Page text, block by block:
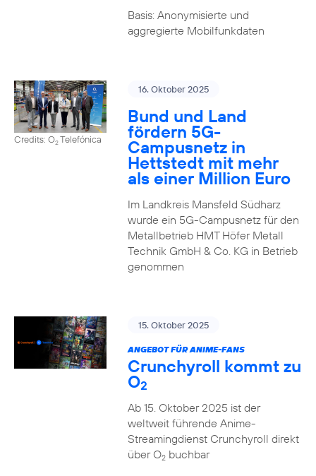
Basis: Anonymisierte und
aggregierte Mobilfunkdaten
Credits: O2Telefónica
16. Oktober 2025
Bund und Land
fördern 5G-
Campusnetz in
Hettstedt mit mehr
als einer Million Euro
Im Landkreis Mansfeld Südharz
wurde ein 5G-Campusnetz für den
Metallbetrieb HMT Höfer Metall
Technik GmbH & Co. KG in Betrieb
genommen
15. Oktober 2025
ANGEBOT FÜR ANIME-FANS
Crunchyroll kommt zu
O2
Ab 15. Oktober 2025 ist der
weltweit führende Anime-
Streamingdienst Crunchyroll direkt
über O2buchbar